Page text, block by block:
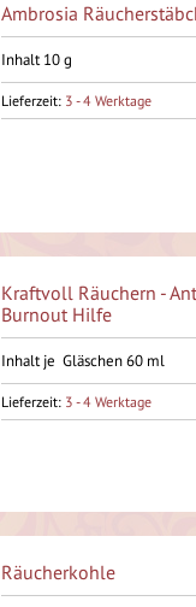
Ambrosia
Inhalt 10 g
Lieferzeit: 3 - 4 Werktage
Kraftvoll Räuchern -
Burnout Hilfe
Inhalt je Gläschen 60 ml
Lieferzeit: 3 - 4 Werktage
Räucherkohle